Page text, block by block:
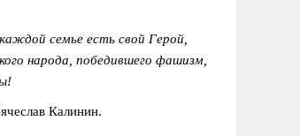
семье есть свой Герой,
народа, победившего фашизм,
Калинин.